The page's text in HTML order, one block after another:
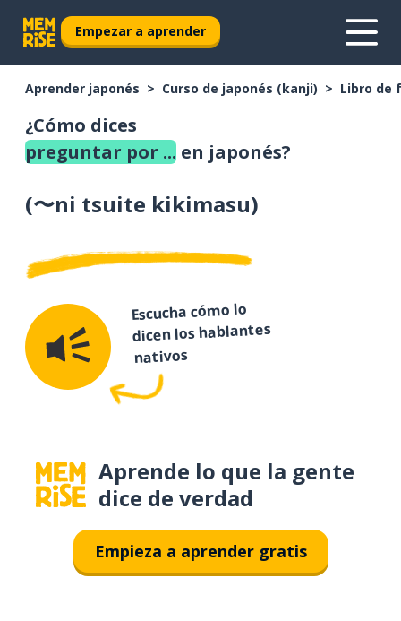
Empezar a aprender
Aprender japonés Curso de japonés (kanji) Libro de
¿Cómo dices
preguntar por ... en japonés?
(〜ni tsuite kikimasu)
Escucha cómo lo
dicen los hablantes
nativos
Aprende lo que la gente
dice de verdad
Empieza a aprender gratis